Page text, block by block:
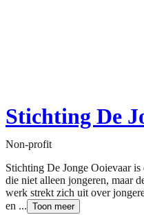
Stichting De
Non-profit
Stichting De Jonge Ooievaar
die niet alleen jongeren, maar
werk strekt zich uit over
en ... Toon meer